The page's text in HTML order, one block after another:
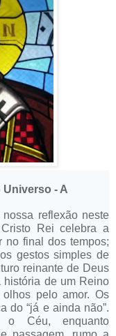
- A
reflexão neste
Rei celebra a
no final dos tempos;
gestos simples de
reinante de Deus
história de um Reino
pelo amor. Os
do “já e ainda não”.
o Céu, enquanto